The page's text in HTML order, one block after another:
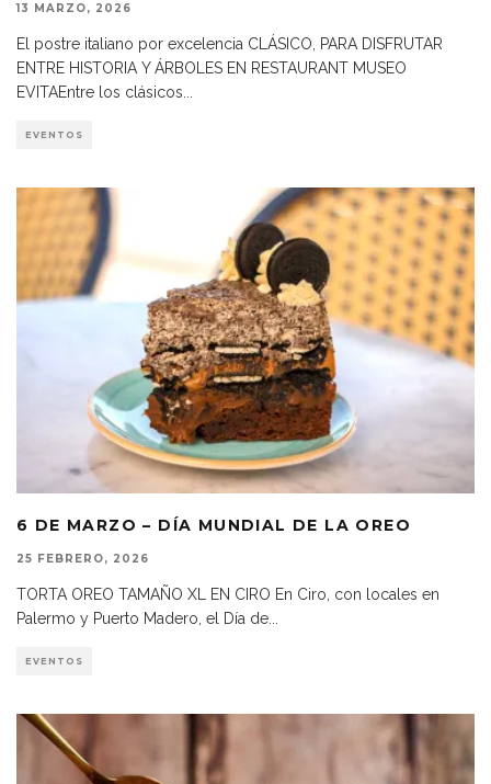
13 MARZO, 2026
El postre italiano por excelencia CLÁSICO, PARA DISFRUTAR
ENTRE HISTORIA Y ÁRBOLES EN RESTAURANT MUSEO
EVITAEntre los clásicos...
EVENTOS
6 DE MARZO – DÍA MUNDIAL DE LA OREO
25 FEBRERO, 2026
TORTA OREO TAMAÑO XL EN CIRO En Ciro, con locales en
Palermo y Puerto Madero, el Día de
EVENTOS